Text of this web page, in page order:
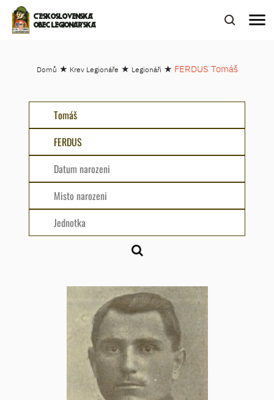
ČESKOSLOVENSKÁ
OBEC LEGIONÁŘSKÁ
menu
Domů ★ Krev Legionáře ★ Legionáři ★ FERDUS Tomáš